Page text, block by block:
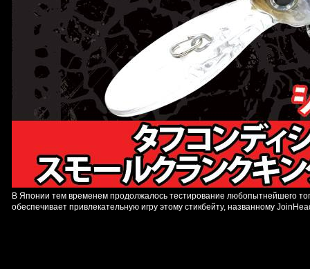
В Японии тем временем продолжалось тестирование любопытнейшего
обеспечивает привлекательную игру этому стикбейту, названному